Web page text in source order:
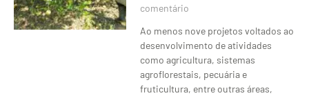
comentário
Ao menos nove projetos voltados ao
desenvolvimento de atividades
como agricultura, sistemas
agroflorestais, pecuária e
fruticultura, entre outras áreas,